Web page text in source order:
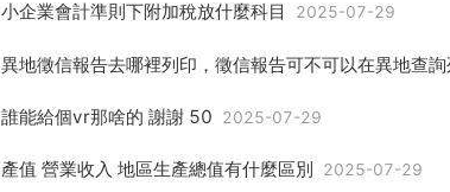
小企業會計準則下附加稅放什麼科目 2025-07-29
誰能給個vr那啥的 謝謝 50 2025-07-29
產值 營業收入 地區生產總值有什麼區別 2025-07-29